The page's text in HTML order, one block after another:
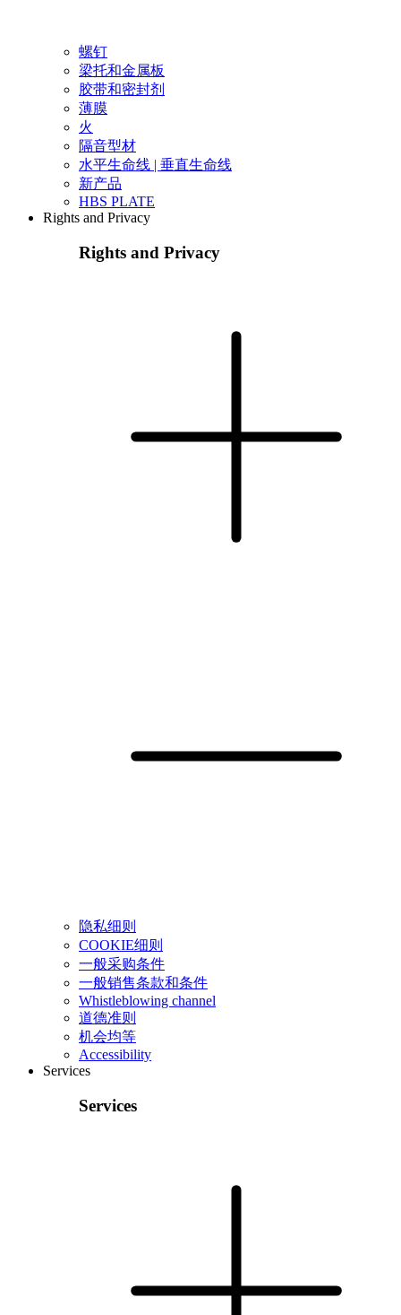
螺钉
梁托和金属板
胶带和密封剂
薄膜
火
隔音型材
水平生命线 | 垂直生命线
新产品
HBS PLATE
Rights and Privacy
Rights and Privacy
隐私细则
COOKIE细则
一般采购条件
一般销售条款和条件
Whistleblowing channel
道德准则
机会均等
Accessibility
Services
Services